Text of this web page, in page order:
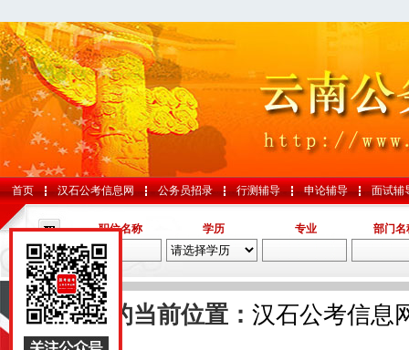
首页 汉石公考信息网 公务员招录 行测辅导 申论辅导 面试辅
职位名称 学历 专业 部门名
导航 您的当前位置： 汉石公考信息